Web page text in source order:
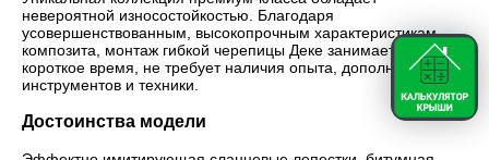
невероятной износостойкостью. Благодаря
усовершенствованным, высокопрочным характеристикам
композита, монтаж гибкой черепицы Деке занимает рекордно
короткое время, не требует наличия опыта, дополнительных
инструментов и техники.
Достоинства модели